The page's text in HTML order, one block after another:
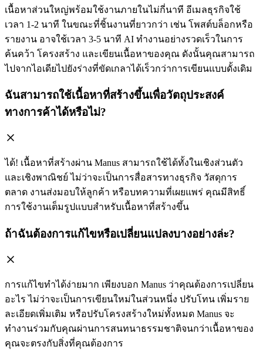
เนื้อหาส่วนใหญ่พร้อมใช้งานภายในไม่กี่นาที อีเมลธุรกิจใช้
เวลา 1-2 นาที ในขณะที่ชิ้นงานที่ยาวกว่า เช่น โพสต์บล็อกหรือ
รายงาน อาจใช้เวลา 3-5 นาที AI ทำงานอย่างรวดเร็วในการ
ค้นคว้า โครงสร้าง และเขียนเนื้อหาของคุณ ดังนั้นคุณสามารถ
ไปจากไอเดียไปยังร่างที่ขัดเกลาได้เร็วกว่าการเขียนแบบดั้งเดิม
ฉันสามารถใช้เนื้อหาที่สร้างขึ้นเพื่อวัตถุประสงค์
ทางการค้าได้หรือไม่?
ได้! เนื้อหาที่สร้างผ่าน Manus สามารถใช้ได้ทั้งในเชิงส่วนตัว
และเชิงพาณิชย์ ไม่ว่าจะเป็นการสื่อสารทางธุรกิจ วัสดุการ
ตลาด งานส่งมอบให้ลูกค้า หรือบทความที่เผยแพร่ คุณมีสิทธิ์
การใช้งานเต็มรูปแบบสำหรับเนื้อหาที่สร้างขึ้น
ถ้าฉันต้องการแก้ไขหรือเปลี่ยนแปลงบางอย่างล่ะ?
การแก้ไขทำได้ง่ายมาก เพียงบอก Manus ว่าคุณต้องการเปลี่ยน
อะไร ไม่ว่าจะเป็นการเขียนใหม่ในส่วนหนึ่ง ปรับโทน เพิ่มราย
ละเอียดเพิ่มเติม หรือปรับโครงสร้างใหม่ทั้งหมด Manus จะ
ทำงานร่วมกับคุณผ่านการสนทนาธรรมชาติจนกว่าเนื้อหาของ
คุณจะตรงกับสิ่งที่คุณต้องการ